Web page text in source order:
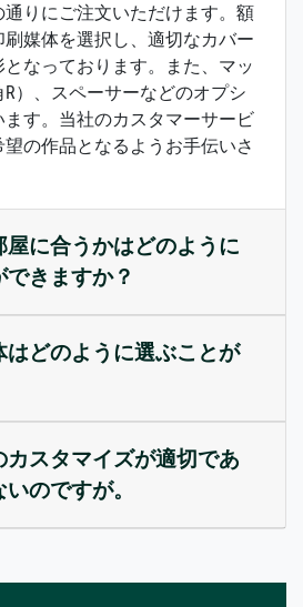
りにご注文いただけます。額
媒体を選択し、適切なカバー
なっております。また、マッ
R）、スペーサーなどのオプシ
ます。当社のカスタマーサービ
の作品となるようお手伝いさ
に合うかはどのように
きますか？
はどのように選ぶことが
スタマイズが適切であ
のですが。